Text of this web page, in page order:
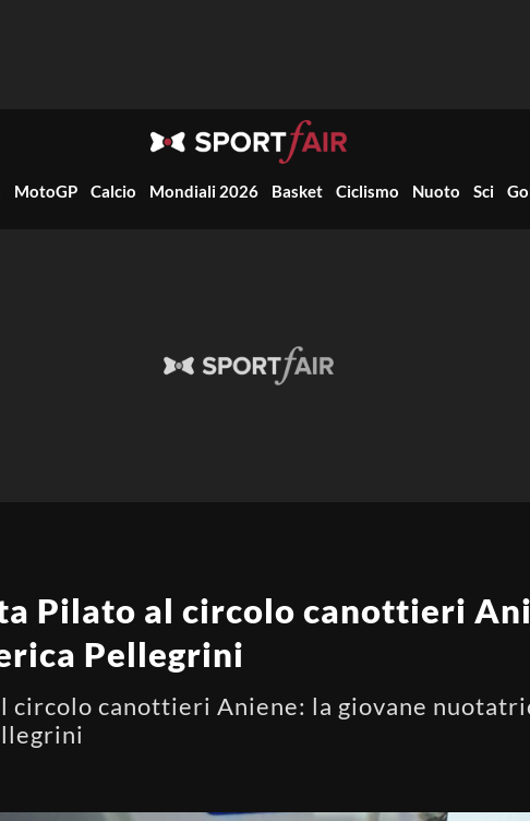
MotoGP Calcio Mondiali 2026 Basket Ciclismo Nuoto Sci
Pilato al circolo canottieri
Pellegrini
circolo canottieri Aniene: la giovane